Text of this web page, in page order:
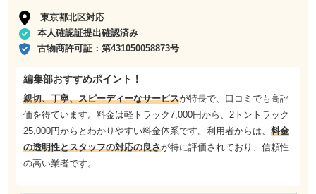
東京都北区対応
本人確認証提出確認済み
古物商許可証：第431050058873号
編集部おすすめポイント！
親切、丁寧、スピーディーなサービスが特長で、口コミでも高評
価を得ています。料金は軽トラック7,000円から、2トントラック
25,000円からとわかりやすい料金体系です。利用者からは、 料金
の透明性とスタッフの対応の良さが特に評価されており、信頼性
の高い業者です。